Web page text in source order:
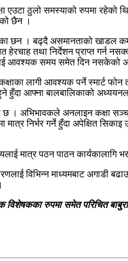
एउटा ठुलो समस्याको रुपमा रहेको
छैन ।
भएका छन । बढ्दै असमानताको
तथा निर्देशन प्राप्त गर्न
आवश्यक समय समेत दिन नसकेको
लागी आवश्यक पर्ने स्मार्ट
आफ्ना बालबालिकाको
छ । अभिभावकले अनलाइन
गर्ने हुँदा अपेक्षित सिकाइ
मात्र पठन पाठन कार्यकालागि
विभिन्न माध्यमबाट अगाडी
रुपमा समेत परिचित बाबुराम